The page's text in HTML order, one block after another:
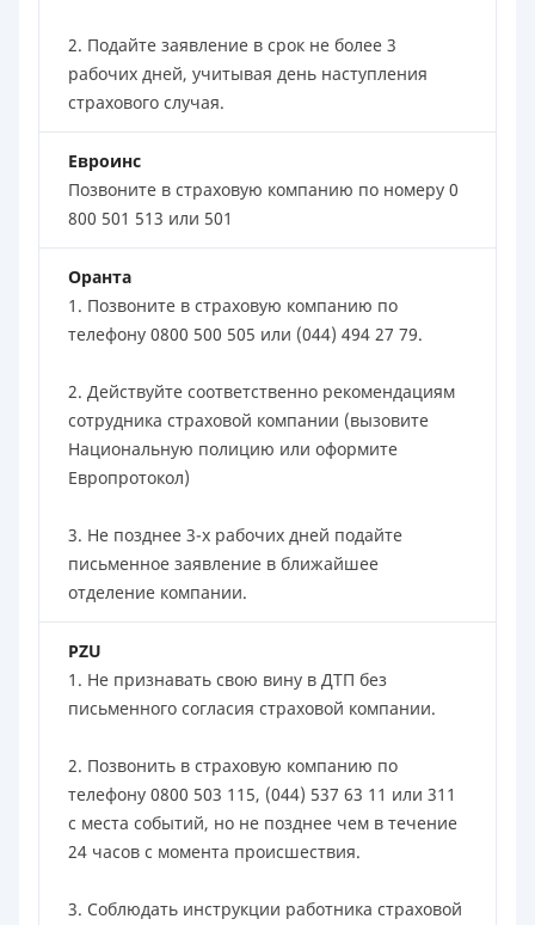
2. Подайте заявление в срок не более 3
рабочих дней, учитывая день наступления
страхового случая.
Евроинс
Позвоните в страховую компанию по номеру 0
800 501 513 или 501
Оранта
1. Позвоните в страховую компанию по
телефону 0800 500 505 или (044) 494 27 79.
2. Действуйте соответственно рекомендациям
сотрудника страховой компании (вызовите
Национальную полицию или оформите
Европротокол)
3. Не позднее 3-х рабочих дней подайте
письменное заявление в ближайшее
отделение компании.
PZU
1. Не признавать свою вину в ДТП без
письменного согласия страховой компании.
2. Позвонить в страховую компанию по
телефону 0800 503 115, (044) 537 63 11 или 311
с места событий, но не позднее чем в течение
24 часов с момента происшествия.
3. Соблюдать инструкции работника страховой